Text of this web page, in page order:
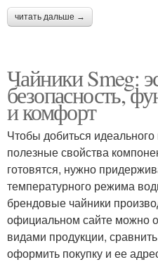
читать дальше →
Чайники Smeg:
безопасность,
и комфорт
Чтобы добиться идеального
полезные свойства
готовятся, нужно
температурного режима
брендовые чайники
официальном сайте можно
видами продукции,
оформить покупку и ее